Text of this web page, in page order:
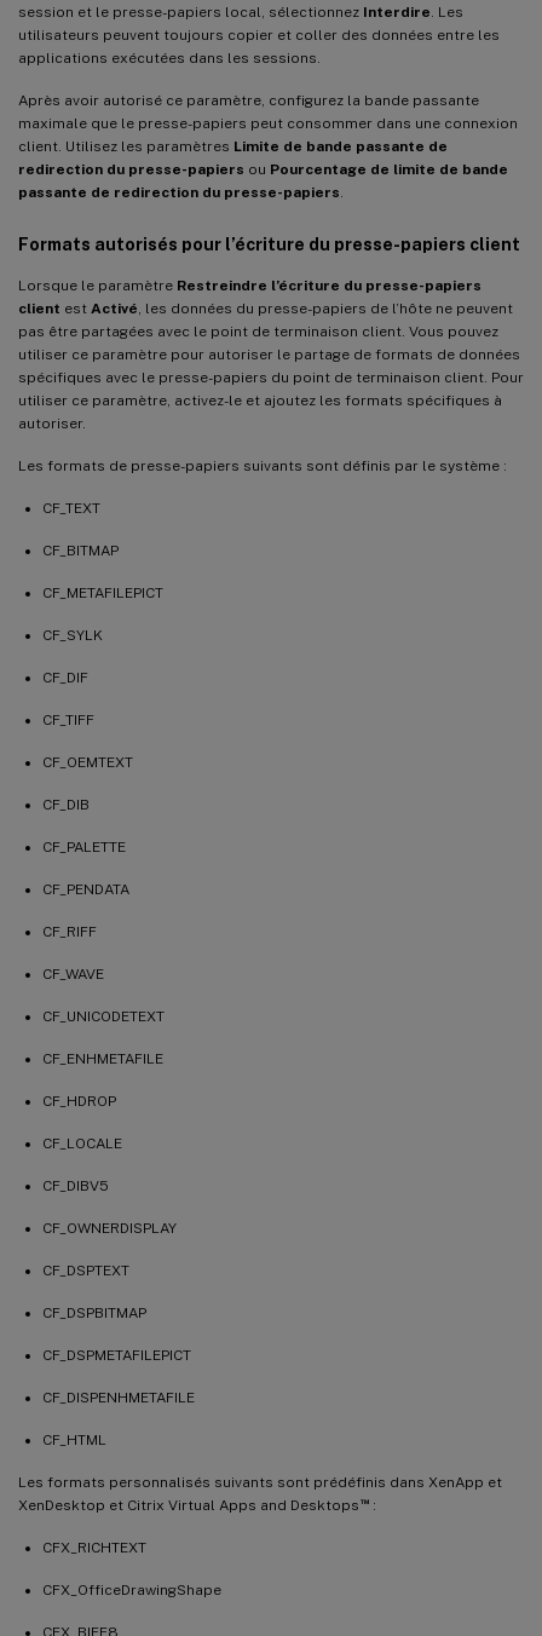
session et le presse-papiers local, sélectionnez Interdire . Les
utilisateurs peuvent toujours copier et coller des données entre les
applications exécutées dans les sessions.
Après avoir autorisé ce paramètre, configurez la bande passante
maximale que le presse-papiers peut consommer dans une connexion
client. Utilisez les paramètres Limite de bande passante de
redirection du presse-papiers ou Pourcentage de limite de bande
passante de redirection du presse-papiers
Formats autorisés pour l’écriture du presse-papiers client
Lorsque le paramètre Restreindre l’écriture du presse-papiers
client est Activé , les données du presse-papiers de l’hôte ne peuvent
pas être partagées avec le point de terminaison client. Vous pouvez
utiliser ce paramètre pour autoriser le partage de formats de données
spécifiques avec le presse-papiers du point de terminaison client. Pour
utiliser ce paramètre, activez-le et ajoutez les formats spécifiques à
autoriser.
Les formats de presse-papiers suivants sont définis par le système :
CF_TEXT
CF_BITMAP
CF_METAFILEPICT
CF_SYLK
CF_DIF
CF_TIFF
CF_OEMTEXT
CF_DIB
CF_PALETTE
CF_PENDATA
CF_RIFF
CF_WAVE
CF_UNICODETEXT
CF_ENHMETAFILE
CF_HDROP
CF_LOCALE
CF_DIBV5
CF_OWNERDISPLAY
CF_DSPTEXT
CF_DSPBITMAP
CF_DSPMETAFILEPICT
CF_DISPENHMETAFILE
CF_HTML
Les formats personnalisés suivants sont prédéfinis dans XenApp et
XenDesktop et Citrix Virtual Apps and Desktops ™:
CFX_RICHTEXT
CFX_OfficeDrawingShape
CFX_BIFF8